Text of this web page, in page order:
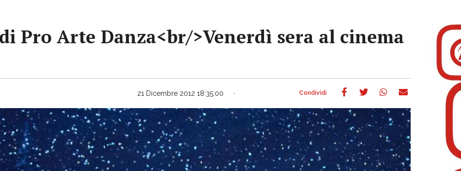
Pro Arte Danza<br/>Venerdì sera al cinema
21 Dicembre 2012 18:35:00